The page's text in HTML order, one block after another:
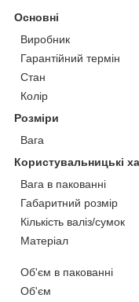
Основні
Виробник
Гарантійний термін
Стан
Колір
Розміри
Вага
Користувальницькі
Вага в пакованні
Габаритний розмір
Кількість валіз/сумок
Матеріал
Об'єм в пакованні
Об'єм